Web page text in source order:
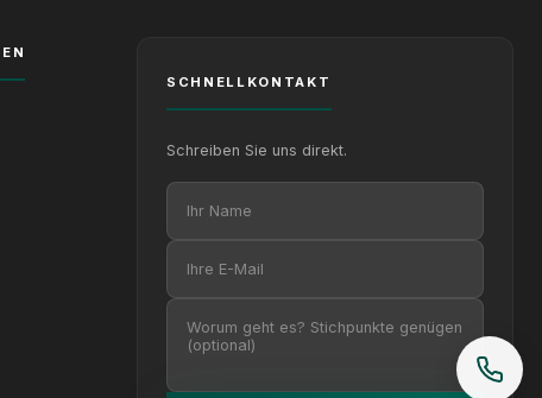
SCHNELLKONTAKT
Schreiben Sie uns direkt.
Ihr Name
Ihre E-Mail
Ihre Nachricht (optional)